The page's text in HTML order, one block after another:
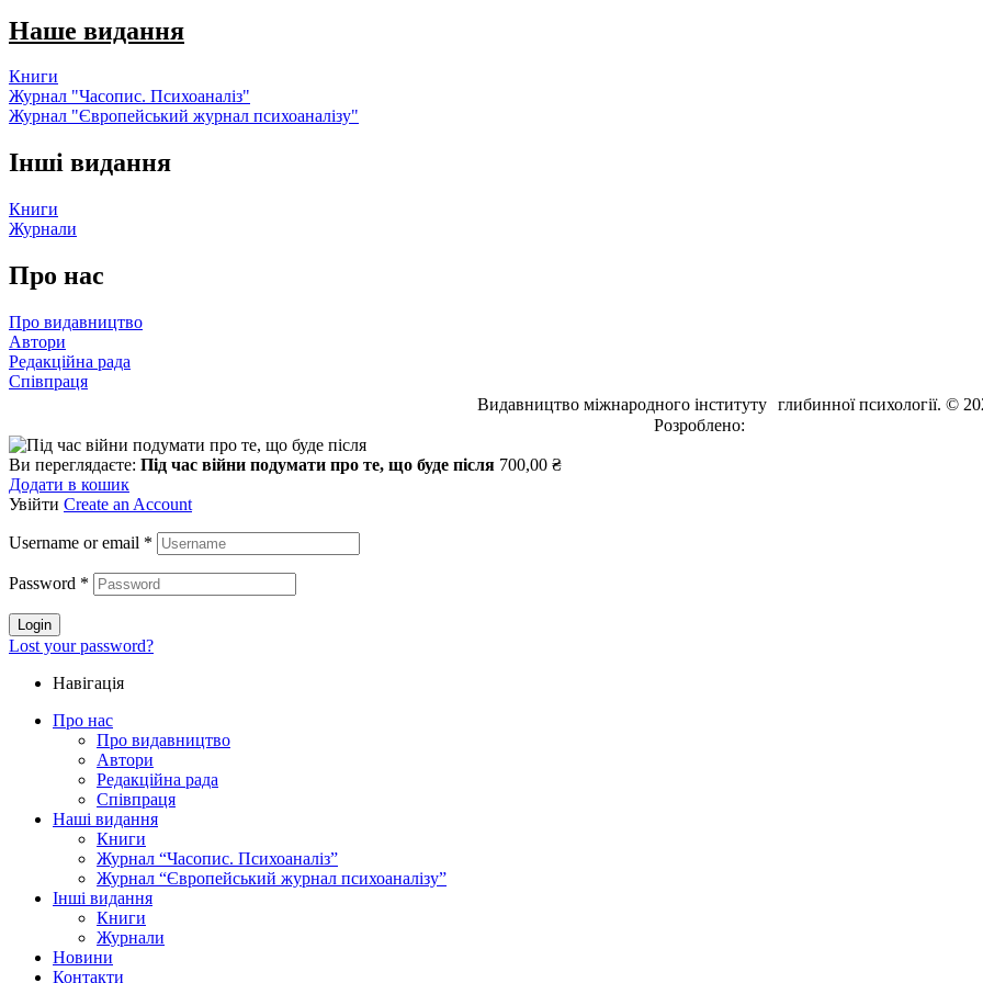
Наше видання
Книги
Журнал "Часопис. Психоаналіз"
Журнал "Європейський журнал психоаналізу"
Інші видання
Книги
Журнали
Про нас
Про видавництво
Автори
Редакційна рада
Співпраця
Видавництво міжнародного інституту глибинної психології. ©
Розроблено:
Ви переглядаєте: Під час війни подумати про те, що буде після 700,00 ₴
Додати в кошик
Увійти Create an Account
Username or email *
Password *
Login
Lost your password?
Навігація
Про нас
Про видавництво
Автори
Редакційна рада
Співпраця
Наші видання
Книги
Журнал “Часопис. Психоаналіз”
Журнал “Європейський журнал психоаналізу”
Інші видання
Книги
Журнали
Новини
Контакти